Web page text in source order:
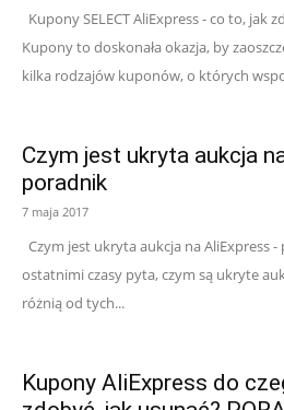
Kupony SELECT AliExpress - co to, jak
Kupony to doskonała okazja, by
kilka rodzajów kuponów, o których
Czym jest ukryta aukcja
poradnik
7 maja 2017
Czym jest ukryta aukcja na AliExpress
ostatnimi czasy pyta, czym są ukryte
różnią od tych...
Kupony AliExpress do